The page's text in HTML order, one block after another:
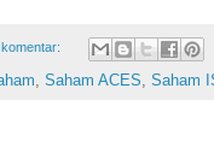
Saham ACES Saham